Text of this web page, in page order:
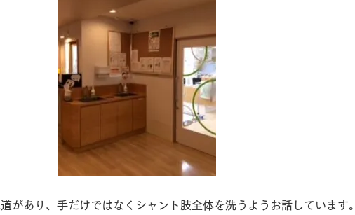
があり、手だけではなくシャント肢全体を洗うようお話しています。